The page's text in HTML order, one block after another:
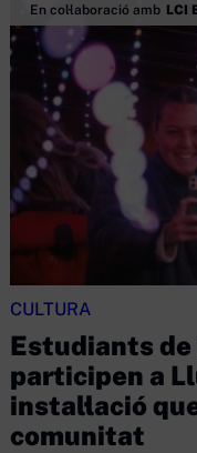
En col·laboració amb LCI
CULTURA
Estudiants de
participen a
instal·lació
comunitat